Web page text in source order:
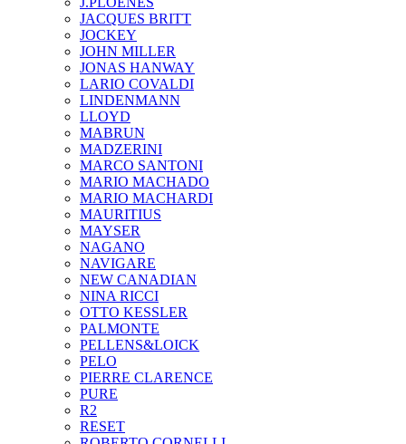
JAСQUES BRITT
JOCKEY
JOHN MILLER
JONAS HANWAY
LARIO COVALDI
LINDENMANN
LLOYD
MABRUN
MADZERINI
MARCO SANTONI
MARIO MACHADO
MARIO MACHARDI
MAURITIUS
MAYSER
NAGANO
NAVIGARE
NEW CANADIAN
NINA RICCI
OTTO KESSLER
PALMONTE
PELLENS&LOICK
PELO
PIERRE CLARENCE
PURE
R2
RESET